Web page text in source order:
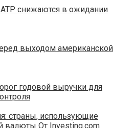
снижаются в ожидании
выходом американской
годовой выручки для
страны, использующие
валюты От Investing.com